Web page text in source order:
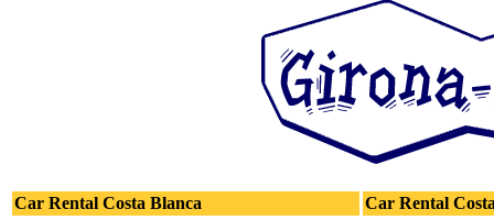
Car Rental Costa Blanca Car Rental